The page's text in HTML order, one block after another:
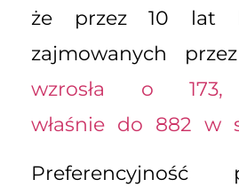
że przez 10 lat
zajmowanych
wzrosła o 173,
właśnie do 882 w